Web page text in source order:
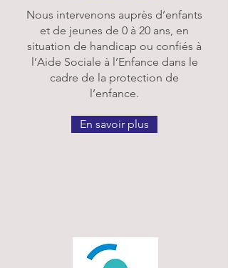
Nous intervenons auprès d’enfants
et de jeunes de 0 à 20 ans, en
situation de handicap ou confiés à
l’Aide Sociale à l’Enfance dans le
cadre de la protection de
l’enfance.
En savoir plus